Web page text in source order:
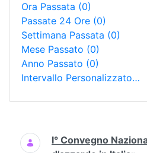
Ora Passata (0)
Passate 24 Ore (0)
Settimana Passata (0)
Mese Passato (0)
Anno Passato (0)
Intervallo Personalizzato…
Ricerca
I° Convegno